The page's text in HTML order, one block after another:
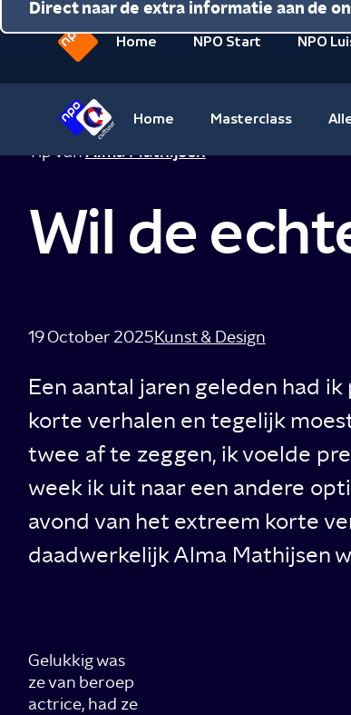
Direct naar de inhoud
Direct naar de hoofdnavigatie
Direct naar de extra informatie aan de
beginpagina
van
Home NPO Start NPO
NPO
Cultuur
Home Masterclass
Tip vanAlma Mathijsen
Wil de
19 October 2025Kunst & Design
Een aantal jaren geleden had
korte verhalen en tegelijk
twee af te zeggen, ik voelde
week ik uit naar een andere
avond van het extreem korte
daadwerkelijk Alma Mathijsen
Gelukkig was
ze van beroep
actrice, had ze